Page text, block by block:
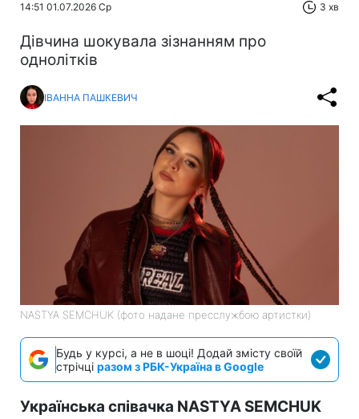
14:51 01.07.2026 Ср 3 хв
Дівчина шокувала зізнанням про
однолітків
ІВАННА ПАШКЕВИЧ
NASTYA SEMCHUK (фото надане пресслужбою артистки)
Будь у курсі, а не в шоці! Додай змісту своїй
стрічці разом з РБК-Україна в Google
Українська співачка NASTYA SEMCHUK